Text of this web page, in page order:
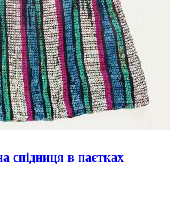
спідниця в паєтках